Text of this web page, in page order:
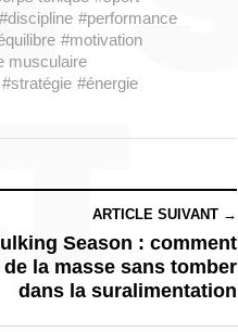
#discipline #performance
#motivation
musculaire
#stratégie #énergie
ARTICLE SUIVANT →
Season : comment
la masse sans tomber
dans la suralimentation